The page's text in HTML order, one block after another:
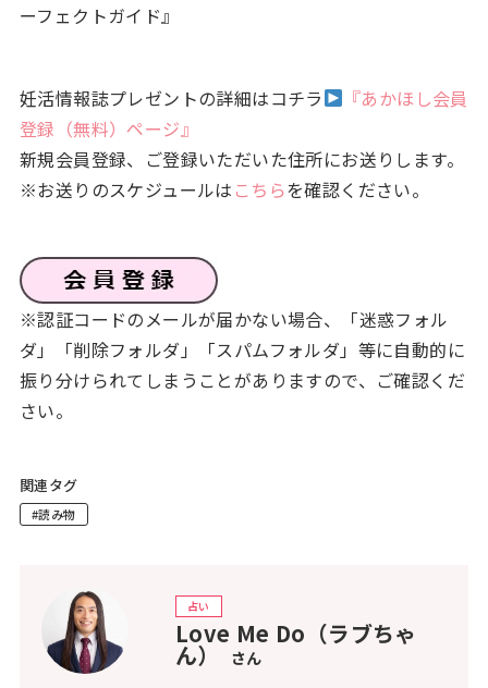
ーフェクトガイド』
妊活情報誌プレゼントの詳細はコチラ
『あかほし会員
登録（無料）ページ』
新規会員登録、ご登録いただいた住所にお送りします。
※お送りのスケジュールは こちらを確認ください。
※認証コードのメールが届かない場合、「迷惑フォル
ダ」「削除フォルダ」「スパムフォルダ」等に自動的に
振り分けられてしまうことがありますので、ご確認くだ
さい。
関連タグ
#読み物
占い
Love Me Do（ラブちゃ
ん） さん